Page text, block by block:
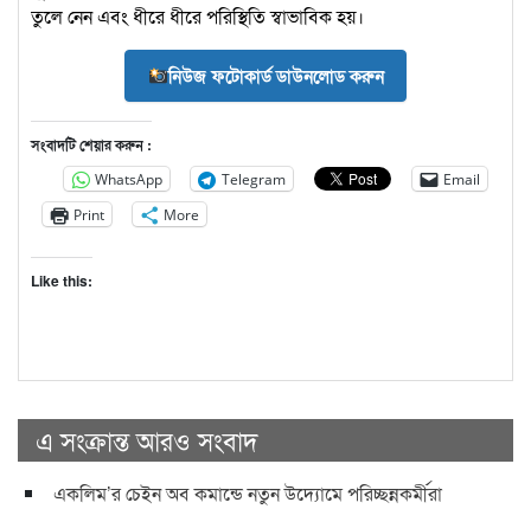
তুলে নেন এবং ধীরে ধীরে পরিস্থিতি স্বাভাবিক হয়।
নিউজ ফটোকার্ড ডাউনলোড করুন
সংবাদটি শেয়ার করুন :
WhatsApp Telegram
Email
Print
More
Like this:
এ সংক্রান্ত আরও সংবাদ
একলিম’র চেইন অব কমান্ডে নতুন উদ্যোমে পরিচ্ছন্নকর্মীরা